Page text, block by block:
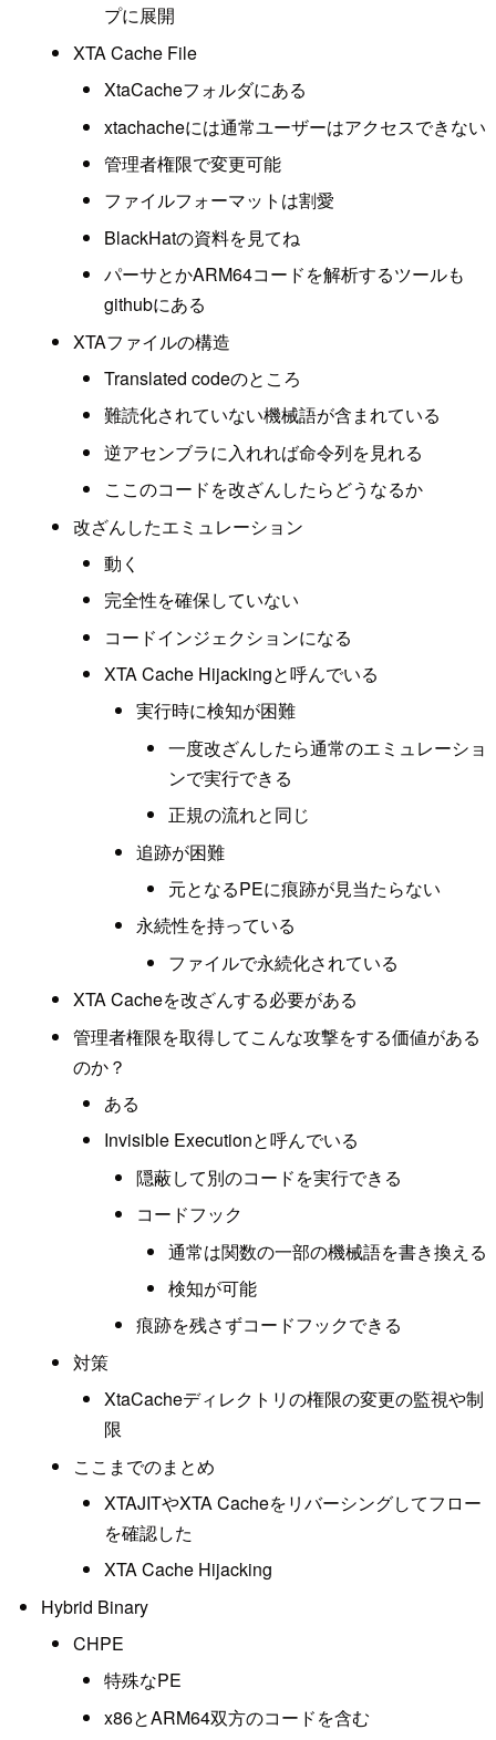
プに展開
XTA Cache File
XtaCacheフォルダにある
xtachacheには通常ユーザーはアクセスできない
管理者権限で変更可能
ファイルフォーマットは割愛
BlackHatの資料を見てね
パーサとかARM64コードを解析するツールも
githubにある
XTAファイルの構造
Translated codeのところ
難読化されていない機械語が含まれている
逆アセンブラに入れれば命令列を見れる
ここのコードを改ざんしたらどうなるか
改ざんしたエミュレーション
動く
完全性を確保していない
コードインジェクションになる
XTA Cache Hijackingと呼んでいる
実行時に検知が困難
一度改ざんしたら通常のエミュレーショ
ンで実行できる
正規の流れと同じ
追跡が困難
元となるPEに痕跡が見当たらない
永続性を持っている
ファイルで永続化されている
XTA Cacheを改ざんする必要がある
管理者権限を取得してこんな攻撃をする価値がある
のか？
ある
Invisible Executionと呼んでいる
隠蔽して別のコードを実行できる
コードフック
通常は関数の一部の機械語を書き換える
検知が可能
痕跡を残さずコードフックできる
対策
XtaCacheディレクトリの権限の変更の監視や制
限
ここまでのまとめ
XTAJITやXTA Cacheをリバーシングしてフロー
を確認した
XTA Cache Hijacking
Hybrid Binary
CHPE
特殊なPE
x86とARM64双方のコードを含む